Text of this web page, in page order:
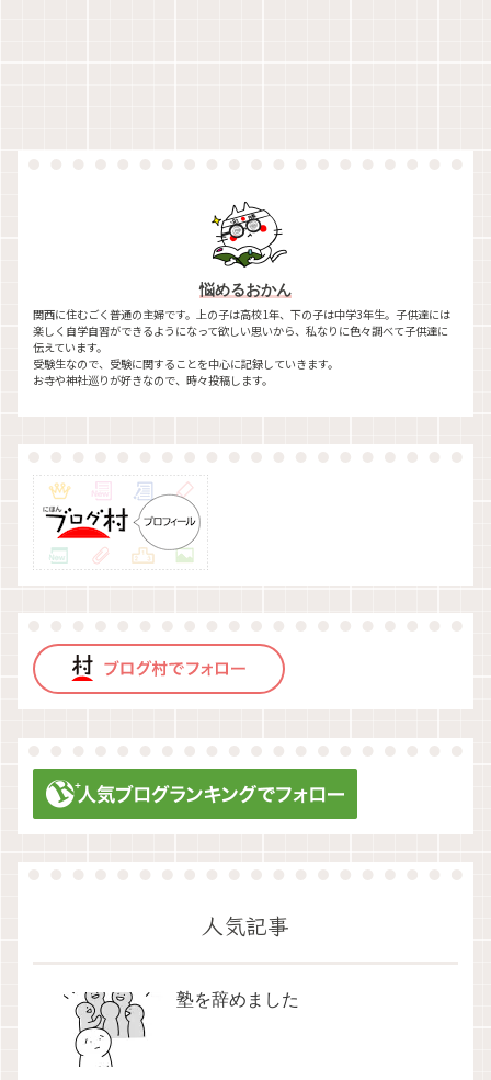
悩めるおかん
関西に住むごく普通の主婦です。上の子は高校1年、下の子は中学3年生。子供達には
楽しく自学自習ができるようになって欲しい思いから、私なりに色々調べて子供達に
伝えています。
受験生なので、受験に関することを中心に記録していきます。
お寺や神社巡りが好きなので、時々投稿します。
人気記事
塾を辞めました